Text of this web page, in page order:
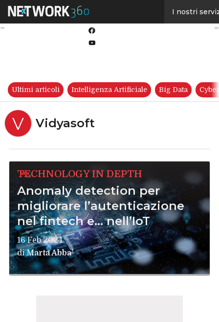
I nostri
Ultimi articoli Intelligenza Artificiale Big Data
V Vidyasoft
TECHNOLOGY IN DEPTH
Anomaly detection per
migliorare l’autenticazione
nel fintech e… nell’IoT
16 Feb 2024
diMarta Abba'